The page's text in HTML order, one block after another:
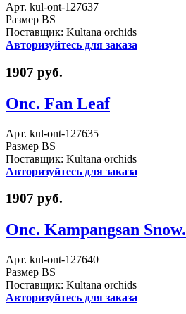
Арт. kul-ont-127637
Размер BS
Поставщик: Kultana orchids
Авторизуйтесь для заказа
1907 руб.
Onc. Fan Leaf
Арт. kul-ont-127635
Размер BS
Поставщик: Kultana orchids
Авторизуйтесь для заказа
1907 руб.
Onc. Kampangsan Snow.
Арт. kul-ont-127640
Размер BS
Поставщик: Kultana orchids
Авторизуйтесь для заказа